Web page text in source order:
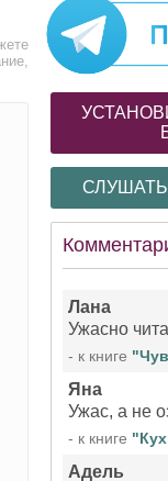
Лана
- к книге
Яна
- к книге
Адель